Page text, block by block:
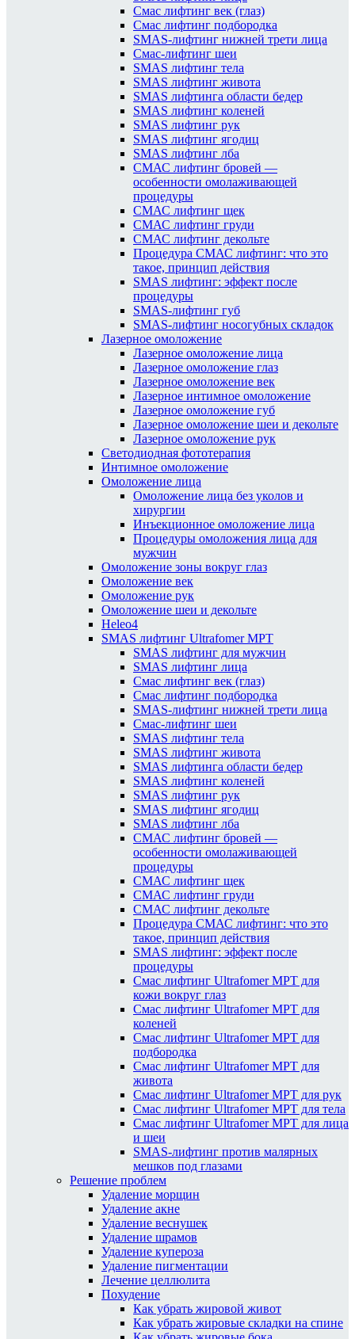
Смас лифтинг век (глаз)
Смас лифтинг подбородка
SMAS-лифтинг нижней трети лица
Смас-лифтинг шеи
SMAS лифтинг тела
SMAS лифтинг живота
SMAS лифтинга области бедер
SMAS лифтинг коленей
SMAS лифтинг рук
SMAS лифтинг ягодиц
SMAS лифтинг лба
СМАС лифтинг бровей —
особенности омолаживающей
процедуры
СМАС лифтинг щек
СМАС лифтинг груди
СМАС лифтинг декольте
Процедура СМАС лифтинг: что это
такое, принцип действия
SMAS лифтинг: эффект после
процедуры
SMAS-лифтинг губ
SMAS-лифтинг носогубных складок
Лазерное омоложение
Лазерное омоложение лица
Лазерное омоложение глаз
Лазерное омоложение век
Лазерное интимное омоложение
Лазерное омоложение губ
Лазерное омоложение шеи и декольте
Лазерное омоложение рук
Светодиодная фототерапия
Интимное омоложение
Омоложение лица
Омоложение лица без уколов и
хирургии
Инъекционное омоложение лица
Процедуры омоложения лица для
мужчин
Омоложение зоны вокруг глаз
Омоложение век
Омоложение рук
Омоложение шеи и декольте
Heleo4
SMAS лифтинг Ultrafomer MPT
SMAS лифтинг для мужчин
SMAS лифтинг лица
Смас лифтинг век (глаз)
Смас лифтинг подбородка
SMAS-лифтинг нижней трети лица
Смас-лифтинг шеи
SMAS лифтинг тела
SMAS лифтинг живота
SMAS лифтинга области бедер
SMAS лифтинг коленей
SMAS лифтинг рук
SMAS лифтинг ягодиц
SMAS лифтинг лба
СМАС лифтинг бровей —
особенности омолаживающей
процедуры
СМАС лифтинг щек
СМАС лифтинг груди
СМАС лифтинг декольте
Процедура СМАС лифтинг: что это
такое, принцип действия
SMAS лифтинг: эффект после
процедуры
Смас лифтинг Ultrafomer MPT для
кожи вокруг глаз
Смас лифтинг Ultrafomer MPT для
коленей
Смас лифтинг Ultrafomer MPT для
подбородка
Смас лифтинг Ultrafomer MPT для
живота
Смас лифтинг Ultrafomer MPT для рук
Смас лифтинг Ultrafomer MPT для тела
Смас лифтинг Ultrafomer MPT для лица
и шеи
SMAS-лифтинг против малярных
мешков под глазами
Решение проблем
Удаление морщин
Удаление акне
Удаление веснушек
Удаление шрамов
Удаление купероза
Удаление пигментации
Лечение целлюлита
Похудение
Как убрать жировой живот
Как убрать жировые складки на спине